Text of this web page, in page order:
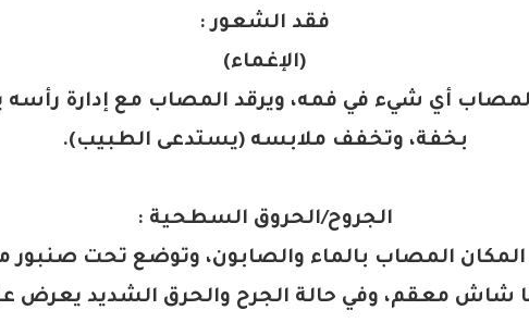
فقد الشعور:
(الإغماء)
أي شيء في فمه، ويرقد المصاب مع إدارة رأسه
بخفة، وتخفف ملابسه (يستدعى الطبيب).
الجروح/الحروق السطحية :
المصاب بالماء والصابون، وتوضع تحت صنبور من
شاش معقم، وفي حالة الجرح والحرق الشديد يعرض